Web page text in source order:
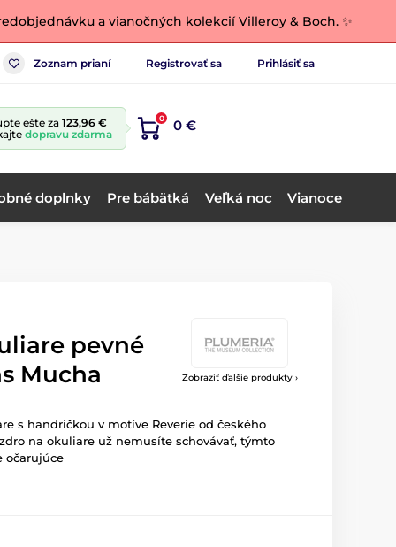
a vianočných kolekcií Villeroy & Boch. ✨
Zoznam prianí Registrovať sa Prihlásiť sa
ešte za 123,96 €
dopravu zdarma
0 0 €
doplnky Pre bábätká Veľká noc Vianoce
Zobraziť ďalšie produkty ›
pevné
Mucha
s handričkou v motíve Reverie od českého
na okuliare už nemusíte schovávať, týmto
očarujúce